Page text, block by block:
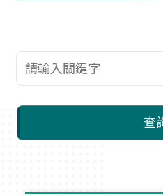
查詢關鍵字
查